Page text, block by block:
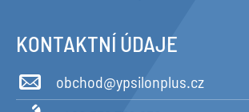
KONTAKTNÍ ÚDAJE
obchod@ypsilonplus.cz